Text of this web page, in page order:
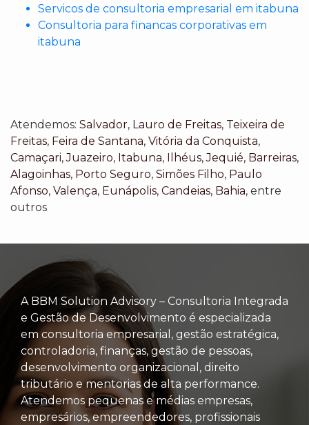
Servicos de consultoria empresarial em itabuna
Consultoria para financas corporativas em
itabuna
Atendemos: Salvador, Lauro de Freitas, Teixeira de
Freitas, Feira de Santana, Vitória da Conquista,
Camaçari,Juazeiro, Itabuna, Ilhéus,Jequié, Barreiras,
Alagoinhas, Porto Seguro, Simões Filho, Paulo
Afonso, Valença, Eunápolis, Candeias, Bahia, entre
outros
A BBM Solution Advisory – Consultoria Integrada
e Gestão de Desenvolvimento é especializada
em consultoria empresarial, gestão estratégica,
controladoria, finanças, gestão de pessoas,
desenvolvimento organizacional, direito
tributário e mentorias de alta performance.
Atendemos pequenas e médias empresas,
empresários, empreendedores, profissionais